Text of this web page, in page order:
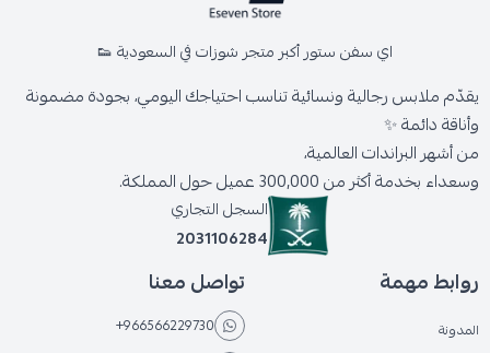
اي سفن ستور أكبر متجر شوزات في السعودية 👟
يقدّم ملابس رجالية ونسائية تناسب احتياجك اليومي، بجودة مضمونة
وأناقة دائمة ✨
من أشهر البراندات العالمية،
وسعداء بخدمة أكثر من 300,000 عميل حول المملكة.
السجل التجاري
2031106284
روابط مهمة
المدونة
تواصل معنا
+966566229730